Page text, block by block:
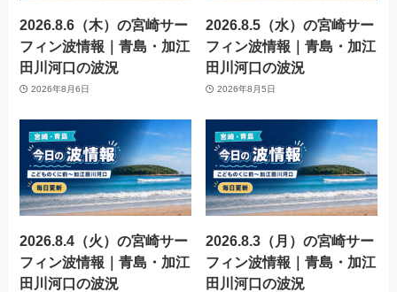
2026.8.6（木）の宮崎サー
フィン波情報｜青島・加江
田川河口の波況
2026年8月6日
2026.8.5（水）の宮崎サー
フィン波情報｜青島・加江
田川河口の波況
2026年8月5日
2026.8.4（火）の宮崎サー
フィン波情報｜青島・加江
田川河口の波況
2026.8.3（月）の宮崎サー
フィン波情報｜青島・加江
田川河口の波況